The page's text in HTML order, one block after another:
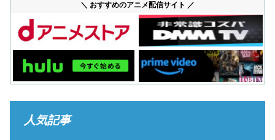
＼ おすすめのアニメ配信サイト ／
人気記事